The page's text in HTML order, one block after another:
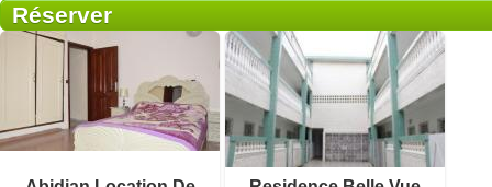
Réserver
1 avis 23 avis